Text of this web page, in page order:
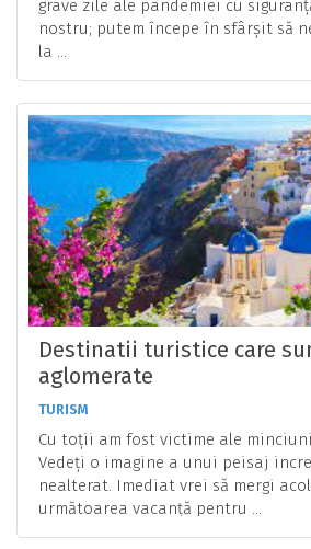
grave zile ale pandemiei cu
nostru; putem începe în sfârșit să
la ...
Destinatii turistice care
aglomerate
TURISM
Cu toții am fost victime ale
Vedeți o imagine a unui peisaj
nealterat. Imediat vrei să mergi
următoarea vacanță pentru ...